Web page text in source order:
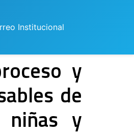
Institucional
y
de
niñas y